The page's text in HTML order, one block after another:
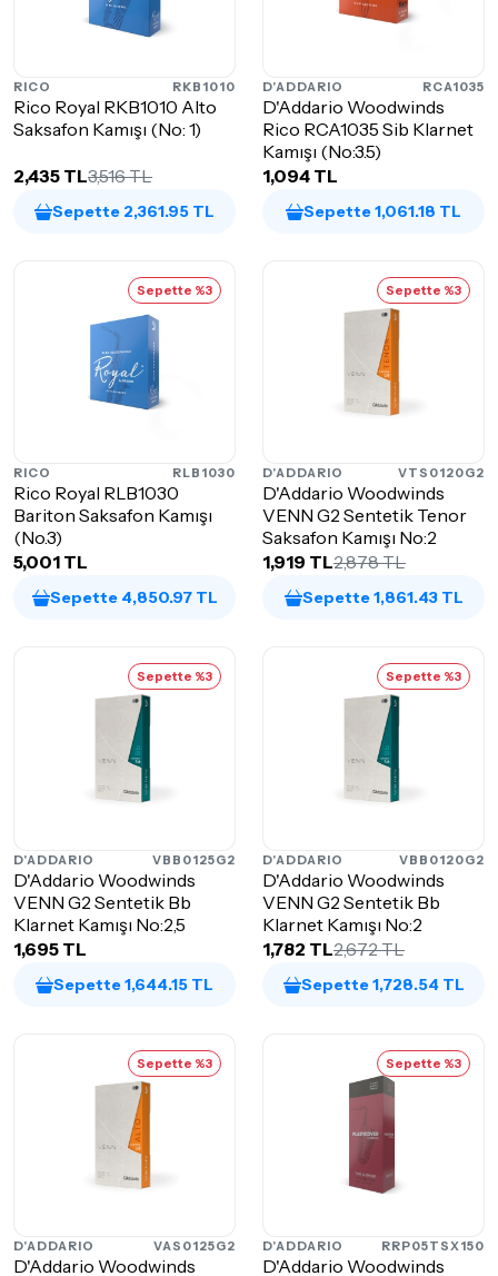
RICO RKB1010
Rico Royal RKB1010 Alto
Saksafon Kamışı (No: 1)
2,435 TL3,516 TL
Sepette 2,361.95 TL
D'ADDARIO RCA1035
D'Addario Woodwinds
Rico RCA1035 Sib Klarnet
Kamışı (No:3.5)
1,094 TL
Sepette 1,061.18 TL
Sepette %3
RICO RLB1030
Rico Royal RLB1030
Bariton Saksafon Kamışı
(No.3)
5,001 TL
Sepette 4,850.97 TL
Sepette %3
D'ADDARIO VTS0120G2
D'Addario Woodwinds
VENN G2 Sentetik Tenor
Saksafon Kamışı No:2
1,919 TL2,878 TL
Sepette 1,861.43 TL
Sepette %3
D'ADDARIO VBB0125G2
D'Addario Woodwinds
VENN G2 Sentetik Bb
Klarnet Kamışı No:2,5
1,695 TL
Sepette 1,644.15 TL
Sepette %3
D'ADDARIO VBB0120G2
D'Addario Woodwinds
VENN G2 Sentetik Bb
Klarnet Kamışı No:2
1,782 TL2,672 TL
Sepette 1,728.54 TL
Sepette %3
D'ADDARIO VAS0125G2
D'Addario Woodwinds
Sepette %3
D'ADDARIO RRP05TSX150
D'Addario Woodwinds